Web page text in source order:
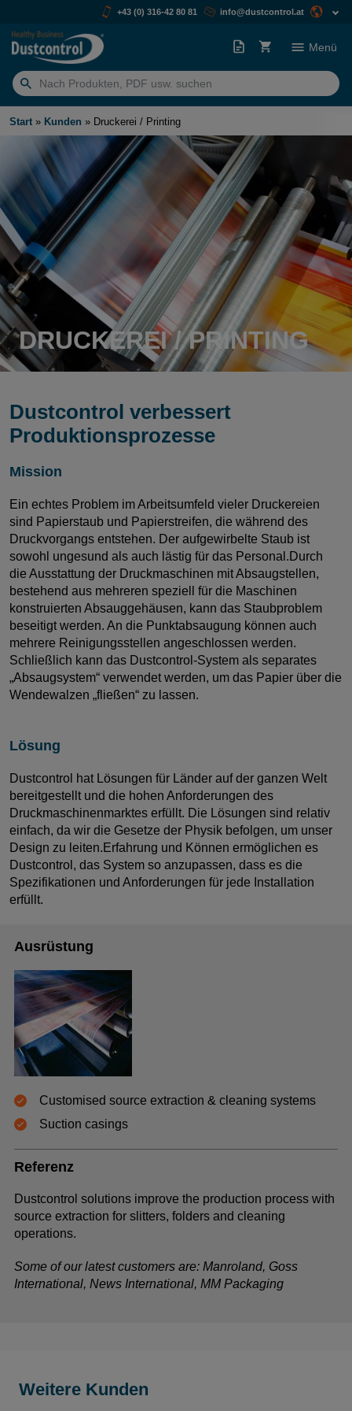
+43 (0) 316-42 80 81 info@dustcontrol.at
Suchen
nach:
Menü
Start » Kunden » Druckerei / Printing
DRUCKEREI / PRINTING
Dustcontrol verbessert
Produktionsprozesse
Mission
Ein echtes Problem im Arbeitsumfeld vieler Druckereien
sind Papierstaub und Papierstreifen, die während des
Druckvorgangs entstehen. Der aufgewirbelte Staub ist
sowohl ungesund als auch lästig für das Personal.Durch
die Ausstattung der Druckmaschinen mit Absaugstellen,
bestehend aus mehreren speziell für die Maschinen
konstruierten Absauggehäusen, kann das Staubproblem
beseitigt werden. An die Punktabsaugung können auch
mehrere Reinigungsstellen angeschlossen werden.
Schließlich kann das Dustcontrol-System als separates
„Absaugsystem“ verwendet werden, um das Papier über die
Wendewalzen „fließen“ zu lassen.
Lösung
Dustcontrol hat Lösungen für Länder auf der ganzen Welt
bereitgestellt und die hohen Anforderungen des
Druckmaschinenmarktes erfüllt. Die Lösungen sind relativ
einfach, da wir die Gesetze der Physik befolgen, um unser
Design zu leiten.Erfahrung und Können ermöglichen es
Dustcontrol, das System so anzupassen, dass es die
Spezifikationen und Anforderungen für jede Installation
erfüllt.
Ausrüstung
Customised source extraction & cleaning systems
Suction casings
Referenz
Dustcontrol solutions improve the production process with
source extraction for slitters, folders and cleaning
operations.
Some of our latest customers are: Manroland, Goss
International, News International, MM Packaging
Weitere Kunden